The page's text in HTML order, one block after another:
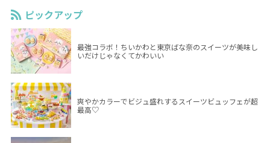
ピックアップ
最強コラボ！ちいかわと東京ばな奈のスイーツが美味し
いだけじゃなくてかわいい
爽やかカラーでビジュ盛れするスイーツビュッフェが超
最高♡